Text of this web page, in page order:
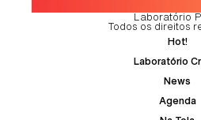
Laboratório
Todos os direitos
Hot!
Laboratório
News
Agenda